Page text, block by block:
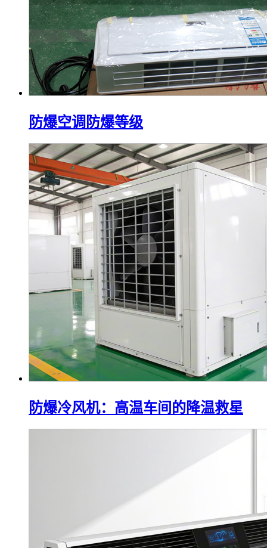
防爆空调防爆等级
防爆冷风机：高温车间的降温救星